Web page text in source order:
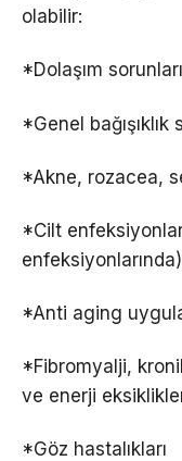
olabilir:
*Dolaşım sorunları
*Genel
*Akne, rozacea,
*Cilt
enfeksiyonlarında)
*Anti aging
*Fibromyalji,
ve enerji
*Göz hastalıkları